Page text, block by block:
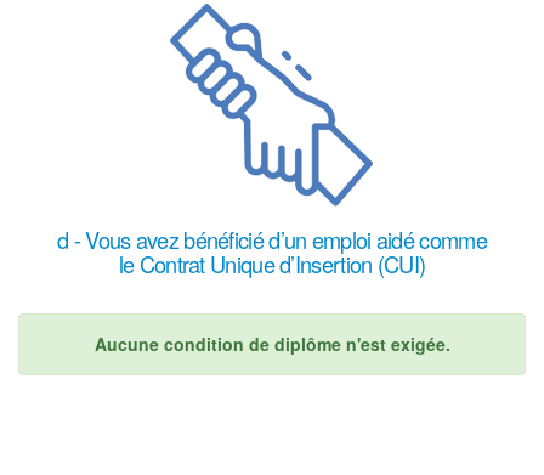
d - Vous avez bénéficié d’un emploi aidé comme
le Contrat Unique d’Insertion (CUI)
Aucune condition de diplôme n'est exigée.